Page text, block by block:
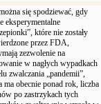
się spodziewać, gdy
eksperymentalne
które nie zostały
przez FDA,
zezwolenie na
w nagłych wypadkach
zwalczania „pandemii”,
ma obecnie ponad rok, liczba
po zastrzykach tych